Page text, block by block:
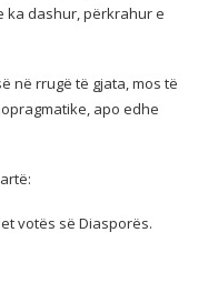
ka dashur, përkrahur e
në rrugë të gjata, mos të
apo edhe
votës së Diasporës.